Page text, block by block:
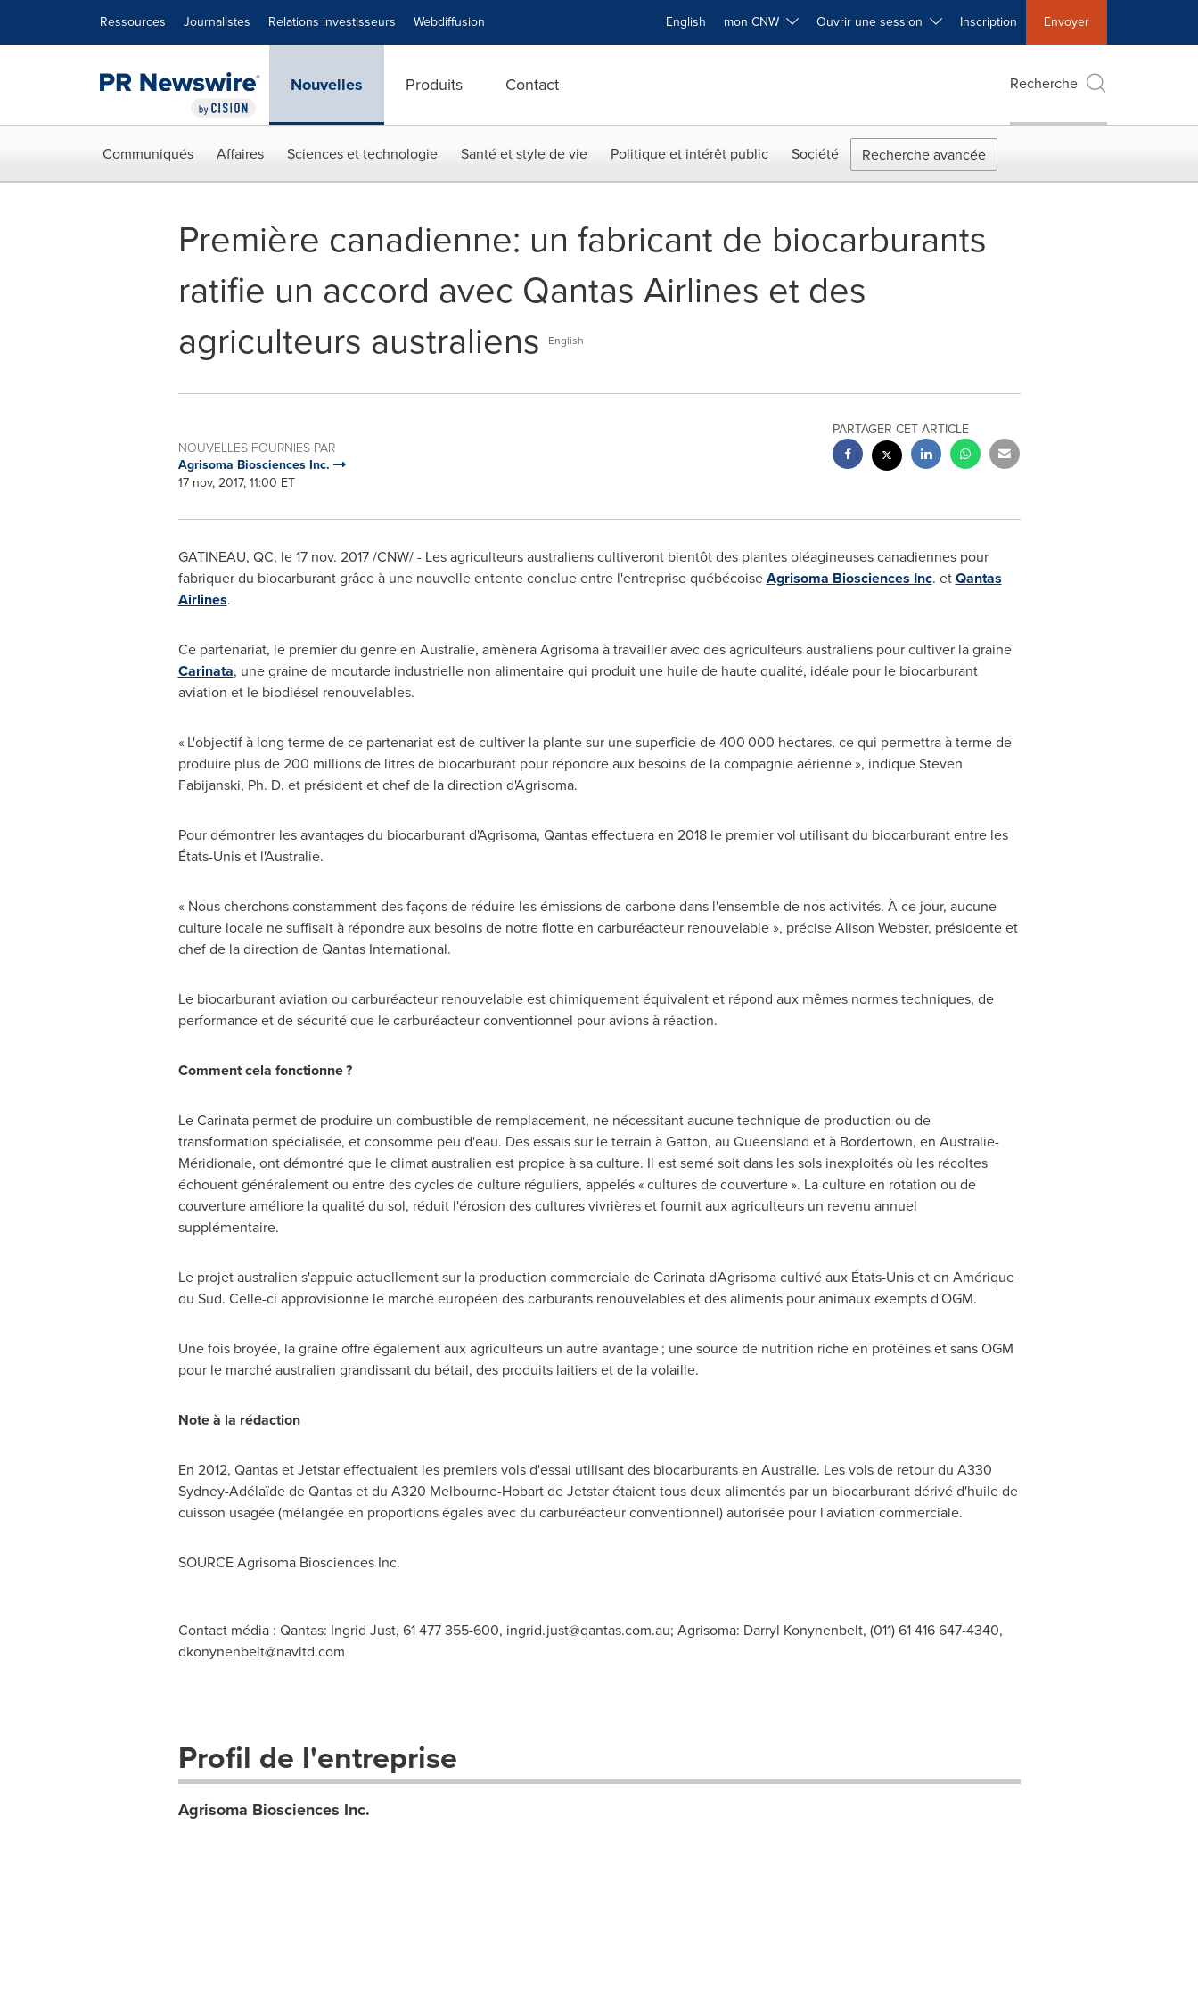
Ressources Journalistes Relations investisseurs Webdiffusion English mon CNW Ouvrir une session Inscription Envoyer
Nouvelles Produits Contact Recherche
Communiqués Affaires Sciences et technologie Santé et style de vie Politique et intérêt public Société Recherche avancée
Première canadienne: un fabricant de biocarburants
ratifie un accord avec Qantas Airlines et des
agriculteurs australiens
English
NOUVELLES FOURNIES PAR
Agrisoma Biosciences Inc.
17 nov, 2017, 11:00 ET
PARTAGER CET ARTICLE
GATINEAU, QC, le 17 nov. 2017 /CNW/ - Les agriculteurs australiens cultiveront bientôt des plantes oléagineuses canadiennes pour
fabriquer du biocarburant grâce à une nouvelle entente conclue entre l'entreprise québécoiseAgrisoma Biosciences Inc. etQantas
Airlines.
Ce partenariat, le premier du genre en Australie, amènera Agrisoma à travailler avec des agriculteurs australiens pour cultiver la graine
Carinata, une graine de moutarde industrielle non alimentaire qui produit une huile de haute qualité, idéale pour le biocarburant
aviation et le biodiésel renouvelables.
« L'objectif à long terme de ce partenariat est de cultiver la plante sur une superficie de 400 000 hectares, ce qui permettra à terme de
produire plus de 200 millions de litres de biocarburant pour répondre aux besoins de la compagnie aérienne », indiqueSteven
Fabijanski, Ph. D. et président et chef de la direction d'Agrisoma.
Pour démontrer les avantages du biocarburant d'Agrisoma, Qantas effectuera en 2018 le premier vol utilisant du biocarburant entre les
États-Unis et l'Australie.
« Nous cherchons constamment des façons de réduire les émissions de carbone dans l'ensemble de nos activités. À ce jour, aucune
culture locale ne suffisait à répondre aux besoins de notre flotte en carburéacteur renouvelable », préciseAlison Webster, présidente et
chef de la direction de Qantas International.
Le biocarburant aviation ou carburéacteur renouvelable est chimiquement équivalent et répond aux mêmes normes techniques, de
performance et de sécurité que le carburéacteur conventionnel pour avions à réaction.
Comment cela fonctionne ?
Le Carinata permet de produire un combustible de remplacement, ne nécessitant aucune technique de production ou de
transformation spécialisée, et consomme peu d'eau. Des essais sur le terrain à Gatton, au Queensland et à Bordertown, en Australie-
Méridionale, ont démontré que le climat australien est propice à sa culture. Il est semé soit dans les sols inexploités où les récoltes
échouent généralement ou entre des cycles de culture réguliers, appelés « cultures de couverture ». La culture en rotation ou de
couverture améliore la qualité du sol, réduit l'érosion des cultures vivrières et fournit aux agriculteurs un revenu annuel
supplémentaire.
Le projet australien s'appuie actuellement sur la production commerciale de Carinata d'Agrisoma cultivé aux États-Unis et en Amérique
du Sud. Celle-ci approvisionne le marché européen des carburants renouvelables et des aliments pour animaux exempts d'OGM.
Une fois broyée, la graine offre également aux agriculteurs un autre avantage ; une source de nutrition riche en protéines et sans OGM
pour le marché australien grandissant du bétail, des produits laitiers et de la volaille.
Note à la rédaction
En 2012, Qantas et Jetstar effectuaient les premiers vols d'essai utilisant des biocarburants en Australie. Les vols de retour du A330
Sydney-Adélaïde de Qantas et du A320 Melbourne-Hobart de Jetstar étaient tous deux alimentés par un biocarburant dérivé d'huile de
cuisson usagée (mélangée en proportions égales avec du carburéacteur conventionnel) autorisée pour l'aviation commerciale.
SOURCE Agrisoma Biosciences Inc.
Contact média : Qantas: Ingrid Just, 61 477 355-600, ingrid.just@qantas.com.au; Agrisoma: Darryl Konynenbelt, (011) 61 416 647-4340,
dkonynenbelt@navltd.com
Profil de l'entreprise
Agrisoma Biosciences Inc.